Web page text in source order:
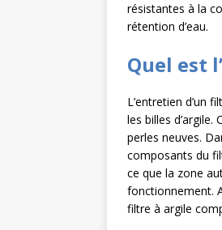
résistantes à la
rétention d’eau.
Quel est
L’entretien d’un
les billes
perles neuves.
composants du
ce que la zone
fonctionnement.
filtre à argile